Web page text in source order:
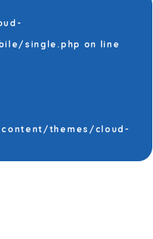
single.php on line
themes/cloud-